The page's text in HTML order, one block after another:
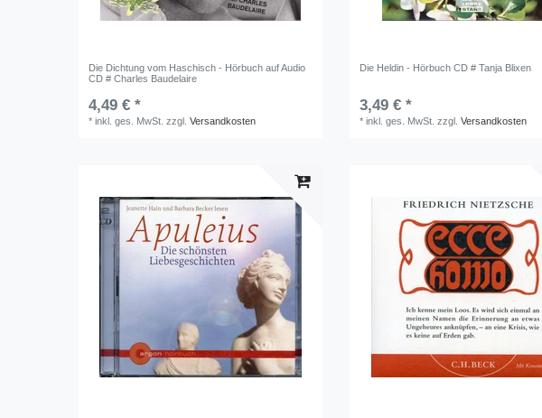
Die Dichtung vom Haschisch - Hörbuch auf Audio
CD # Charles Baudelaire
4,49 € *
*inkl. ges. MwSt. zzgl.Versandkosten
Die Heldin - Hörbuch CD # Tanja Blixen
3,49 € *
*inkl. ges. MwSt. zzgl.Versandkosten